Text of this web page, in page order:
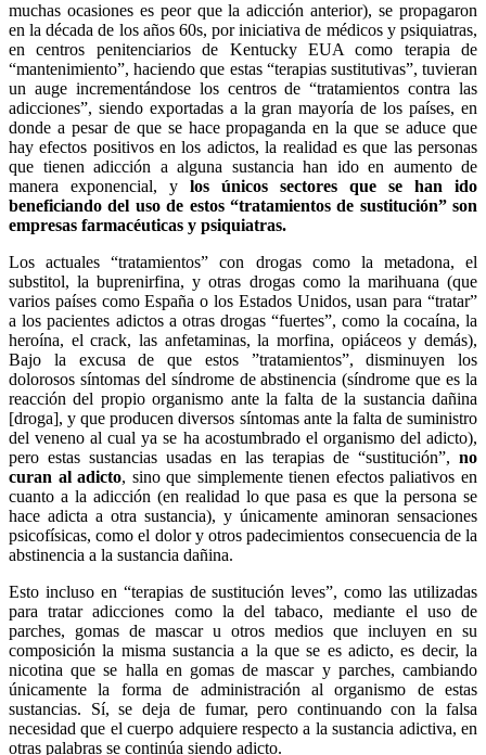
muchas ocasiones es peor que la adicción anterior), se propagaron
en la década de los años 60s, por iniciativa de médicos y psiquiatras,
en centros penitenciarios de Kentucky EUA como terapia de
“mantenimiento”, haciendo que estas “terapias sustitutivas”, tuvieran
un auge incrementándose los centros de “tratamientos contra las
adicciones”, siendo exportadas a la gran mayoría de los países, en
donde a pesar de que se hace propaganda en la que se aduce que
hay efectos positivos en los adictos, la realidad es que las personas
que tienen adicción a alguna sustancia han ido en aumento de
manera exponencial, y los únicos sectores que se han ido
beneficiando del uso de estos “tratamientos de sustitución” son
empresas farmacéuticas y psiquiatras.
Los actuales “tratamientos” con drogas como la metadona, el
substitol, la buprenirfina, y otras drogas como la marihuana (que
varios países como España o los Estados Unidos, usan para “tratar”
a los pacientes adictos a otras drogas “fuertes”, como la cocaína, la
heroína, el crack, las anfetaminas, la morfina, opiáceos y demás),
Bajo la excusa de que estos ”tratamientos”, disminuyen los
dolorosos síntomas del síndrome de abstinencia (síndrome que es la
reacción del propio organismo ante la falta de la sustancia dañina
[droga], y que producen diversos síntomas ante la falta de suministro
del veneno al cual ya se ha acostumbrado el organismo del adicto),
pero estas sustancias usadas en las terapias de “sustitución”, no
curan al adicto, sino que simplemente tienen efectos paliativos en
cuanto a la adicción (en realidad lo que pasa es que la persona se
hace adicta a otra sustancia), y únicamente aminoran sensaciones
psicofísicas, como el dolor y otros padecimientos consecuencia de la
abstinencia a la sustancia dañina.
Esto incluso en “terapias de sustitución leves”, como las utilizadas
para tratar adicciones como la del tabaco, mediante el uso de
parches, gomas de mascar u otros medios que incluyen en su
composición la misma sustancia a la que se es adicto, es decir, la
nicotina que se halla en gomas de mascar y parches, cambiando
únicamente la forma de administración al organismo de estas
sustancias. Sí, se deja de fumar, pero continuando con la falsa
necesidad que el cuerpo adquiere respecto a la sustancia adictiva, en
otras palabras se continúa siendo adicto.